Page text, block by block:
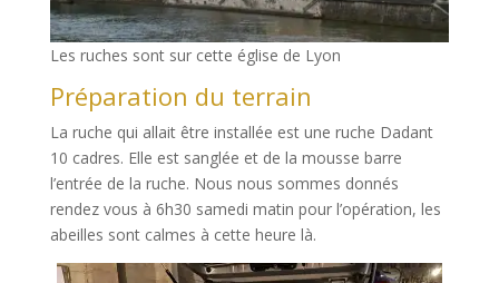
Les ruches sont sur cette église de Lyon
Préparation du terrain
La ruche qui allait être installée est une ruche Dadant
10 cadres. Elle est sanglée et de la mousse barre
l’entrée de la ruche. Nous nous sommes donnés
rendez vous à 6h30 samedi matin pour l’opération, les
abeilles sont calmes à cette heure là.